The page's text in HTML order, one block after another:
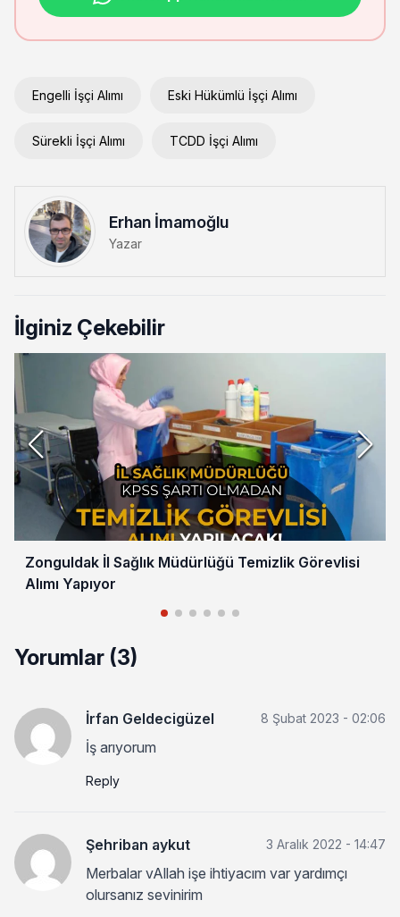
Engelli İşçi Alımı Eski Hükümlü İşçi Alımı
Sürekli İşçi Alımı TCDD İşçi Alımı
Erhan İmamoğlu
Yazar
İlginiz Çekebilir
Zonguldak İl Sağlık Müdürlüğü Temizlik Görevlisi
Alımı Yapıyor
Yorumlar (3)
İrfan Geldecigüzel 8 Şubat 2023 - 02:06
İş arıyorum
Reply
Şehriban aykut 3 Aralık 2022 - 14:47
Merbalar vAllah işe ihtiyacım var yardımçı
olursanız sevinirim